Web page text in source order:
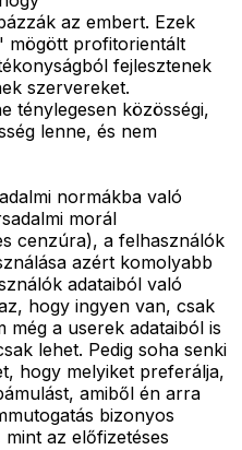
az embert. Ezek
mögött profitorientált
fejlesztenek
szervereket.
ténylegesen közösségi,
lenne, és nem
normákba való
morál
cenzúra), a felhasználók
azért komolyabb
adataiból való
hogy ingyen van, csak
még a userek adataiból is
lehet. Pedig soha senki
hogy melyiket preferálja,
amiből én arra
bizonyos
az előfizetéses